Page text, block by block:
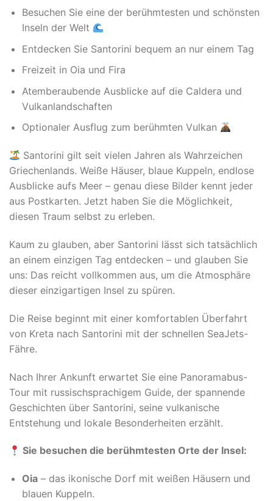
Besuchen Sie eine der berühmtesten und schönsten
Inseln der Welt
Entdecken Sie Santorini bequem an nur einem Tag
Freizeit in Oia und Fira
Atemberaubende Ausblicke auf die Caldera und
Vulkanlandschaften
Optionaler Ausflug zum berühmten Vulkan
Santorini gilt seit vielen Jahren als Wahrzeichen
Griechenlands. Weiße Häuser, blaue Kuppeln, endlose
Ausblicke aufs Meer – genau diese Bilder kennt jeder
aus Postkarten. Jetzt haben Sie die Möglichkeit,
diesen Traum selbst zu erleben.
Kaum zu glauben, aber Santorini lässt sich tatsächlich
an einem einzigen Tag entdecken – und glauben Sie
uns: Das reicht vollkommen aus, um die Atmosphäre
dieser einzigartigen Insel zu spüren.
Die Reise beginnt mit einer komfortablen Überfahrt
von Kreta nach Santorini mit der schnellen SeaJets-
Fähre.
Nach Ihrer Ankunft erwartet Sie eine Panoramabus-
Tour mit russischsprachigem Guide, der spannende
Geschichten über Santorini, seine vulkanische
Entstehung und lokale Besonderheiten erzählt.
Sie besuchen die berühmtesten Orte der Insel:
Oia– das ikonische Dorf mit weißen Häusern und
blauen Kuppeln.